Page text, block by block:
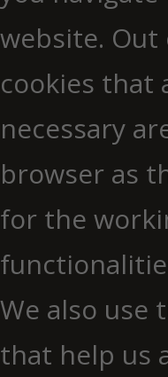
website.
cookies that
necessary
browser as
for the
We also use
that help us